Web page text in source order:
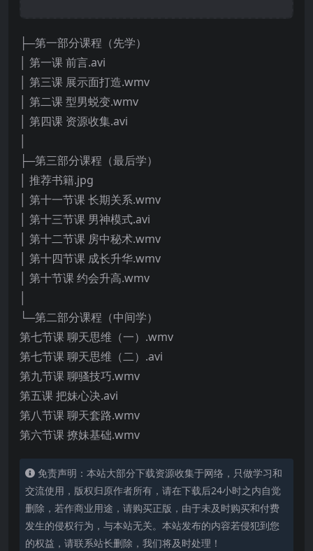
├─第一部分课程（先学）
│ 第一课 前言.avi
│ 第三课 展示面打造.wmv
│ 第二课 型男蜕变.wmv
│ 第四课 资源收集.avi
├─第三部分课程（最后学）
│ 推荐书籍.jpg
│ 第十一节课 长期关系.wmv
│ 第十三节课 男神模式.avi
│ 第十二节课 房中秘术.wmv
│ 第十四节课 成长升华.wmv
│ 第十节课 约会升高.wmv
└─第二部分课程（中间学）
第七节课 聊天思维（一）.wmv
第七节课 聊天思维（二）.avi
第九节课 聊骚技巧.wmv
第五课 把妹心决.avi
第八节课 聊天套路.wmv
第六节课 撩妹基础.wmv
免责声明：本站大部分下载资源收集于网络，只做学习和
交流使用，版权归原作者所有，请在下载后24小时之内自觉
删除，若作商业用途，请购买正版，由于未及时购买和付费
发生的侵权行为，与本站无关。本站发布的内容若侵犯到您
的权益，请联系站长删除，我们将及时处理！